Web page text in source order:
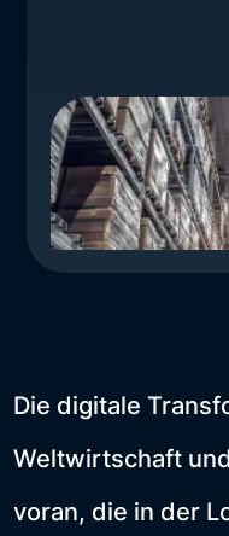
Die digitale
Weltwirtschaft
voran, die in der